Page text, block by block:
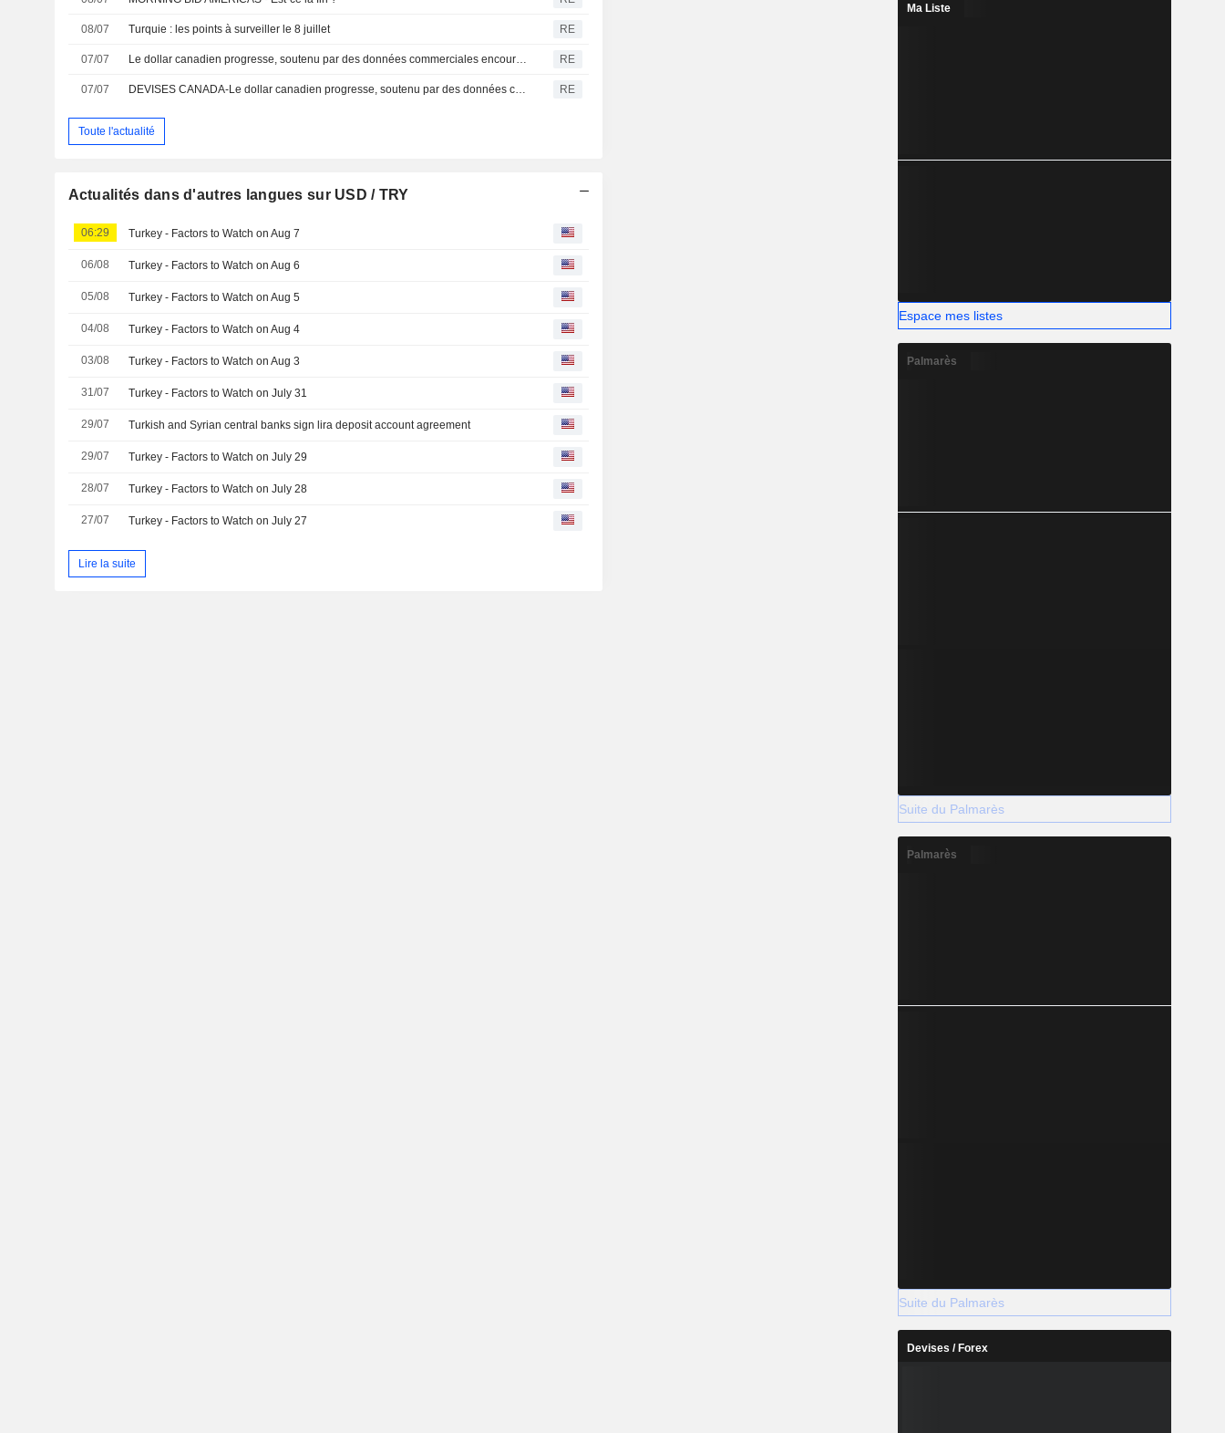
08/07 Turquie : les points à surveiller le 8 juillet RE
07/07 Le dollar canadien progresse, soutenu par des données commerciales encourageantes pour la croissance RE
07/07 DEVISES CANADA-Le dollar canadien progresse, soutenu par des données commerciales encourageantes pour la croissance RE
Toute l'actualité
Actualités dans d'autres langues sur USD / TRY
06:29 Turkey - Factors to Watch on Aug 7
06/08 Turkey - Factors to Watch on Aug 6
05/08 Turkey - Factors to Watch on Aug 5
04/08 Turkey - Factors to Watch on Aug 4
03/08 Turkey - Factors to Watch on Aug 3
31/07 Turkey - Factors to Watch on July 31
29/07 Turkish and Syrian central banks sign lira deposit account agreement
29/07 Turkey - Factors to Watch on July 29
28/07 Turkey - Factors to Watch on July 28
27/07 Turkey - Factors to Watch on July 27
Lire la suite
Ma Liste
Espace mes listes
Palmarès
Suite du Palmarès
Palmarès
Suite du Palmarès
Devises / Forex